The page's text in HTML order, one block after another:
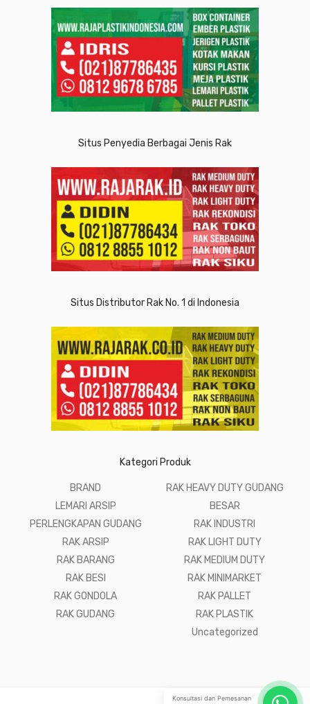
Situs Penyedia Berbagai Jenis Rak
Situs Distributor Rak No. 1 di Indonesia
Kategori Produk
BRAND
LEMARI ARSIP
PERLENGKAPAN GUDANG
RAK ARSIP
RAK BARANG
RAK BESI
RAK GONDOLA
RAK GUDANG
RAK HEAVY DUTY GUDANG
BESAR
RAK INDUSTRI
RAK LIGHT DUTY
RAK MEDIUM DUTY
RAK MINIMARKET
RAK PALLET
RAK PLASTIK
Uncategorized
Konsultasi dan Pemesanan